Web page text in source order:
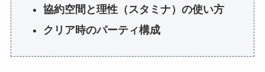
協約空間と理性（スタミナ）の使い方
クリア時のパーティ構成